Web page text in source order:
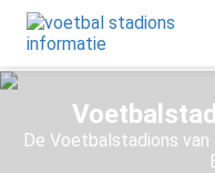
De Voetbalstadions